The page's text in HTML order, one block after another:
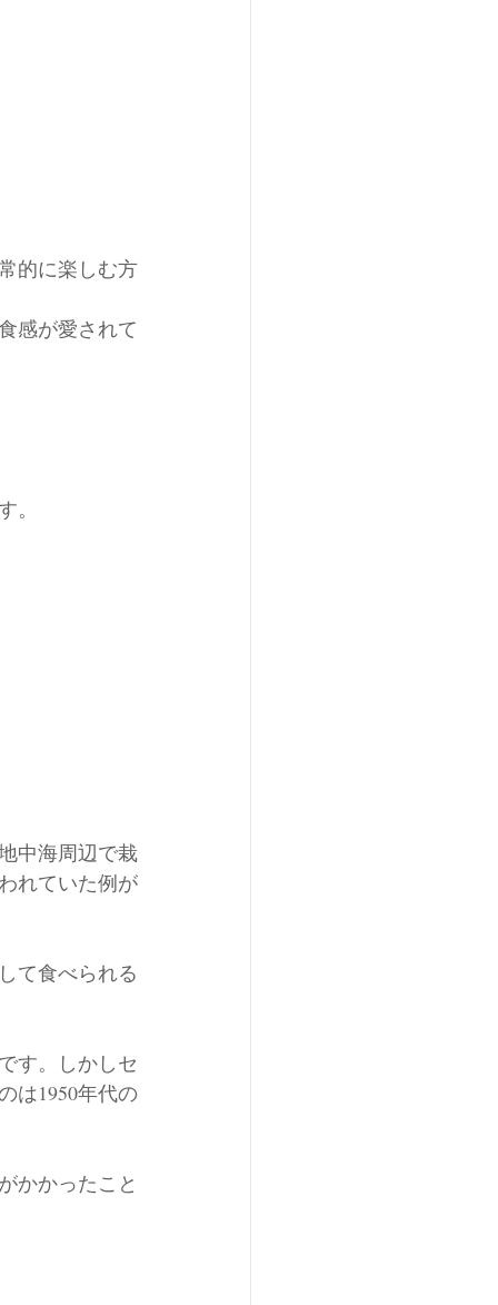
的に楽しむ方
感が愛されて
。
中海周辺で栽
れていた例が
て食べられる
す。しかしセ
は1950年代の
かかったこと